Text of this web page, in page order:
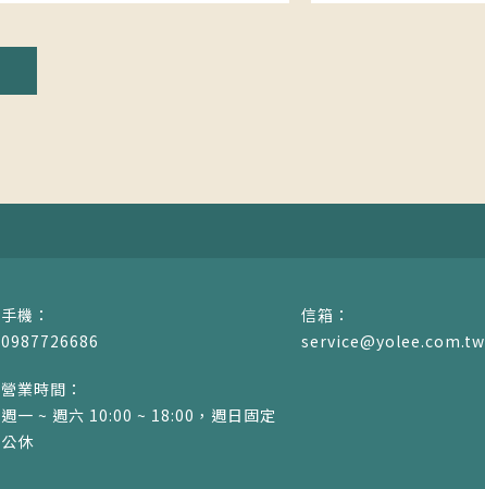
0987726686 service@yolee.com.tw
週一 ~ 週六 10:00 ~ 18:00，週日固定
公休